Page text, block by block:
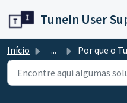
TuneIn User
Início ... Por que o TuneIn Radio &